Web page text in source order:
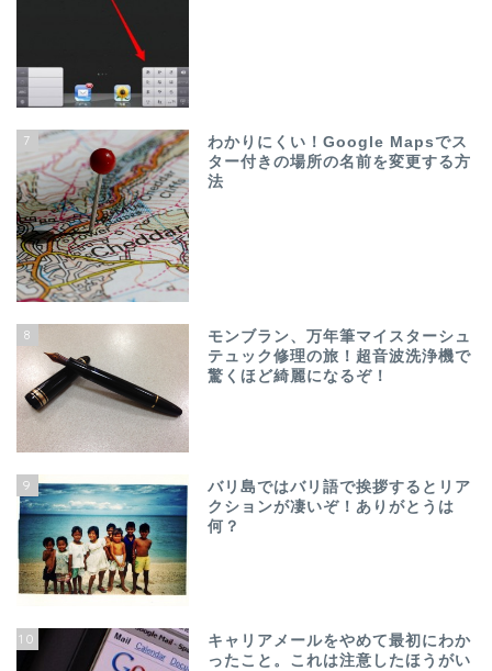
7
わかりにくい！Google Mapsでス
ター付きの場所の名前を変更する方
法
8
モンブラン、万年筆マイスターシュ
テュック修理の旅！超音波洗浄機で
驚くほど綺麗になるぞ！
9
バリ島ではバリ語で挨拶するとリア
クションが凄いぞ！ありがとうは
何？
10
キャリアメールをやめて最初にわか
ったこと。これは注意したほうがい